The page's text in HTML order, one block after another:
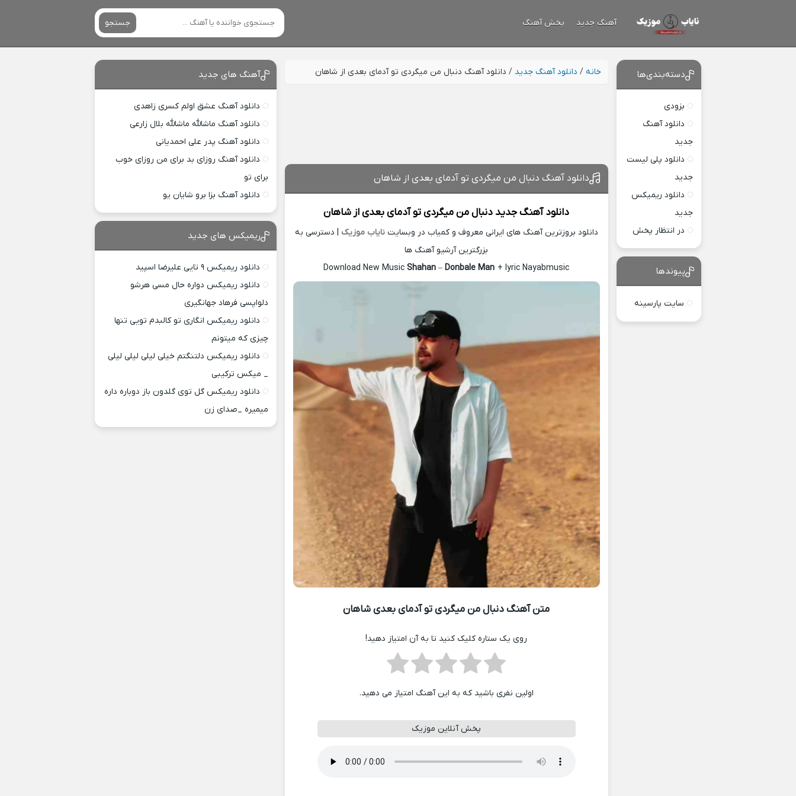
آهنگ جدید پخش آهنگ جستجو
خانه / دانلود آهنگ جدید / دانلود آهنگ دنبال من میگردی تو آدمای بعدی از شاهان
دانلود آهنگ دنبال من میگردی تو آدمای بعدی از شاهان
دانلود آهنگ جدید دنبال من میگردی تو آدمای بعدی ازشاهان
دانلود بروزترین آهنگ های ایرانی معروف و کمیاب در وبسایتنایاب موزیک | دسترسی به
بزرگترین آرشیو آهنگ ها
Download New MusicShahan –Donbale Man + lyric Nayabmusic
متن آهنگ دنبال من میگردی تو آدمای بعدی شاهان
روی یک ستاره کلیک کنید تا به آن امتیاز دهید!
اولین نفری باشید که به این آهنگ امتیاز می دهید.
پخش آنلاین موزیک
دسته‌بندی‌ها
بزودی
دانلود آهنگ
جدید
دانلود پلی لیست
جدید
دانلود ریمیکس
جدید
در انتظار پخش
پیوندها
سایت پارسینه
آهنگ های جدید
دانلود آهنگ عشق اولم کسری زاهدی
دانلود آهنگ ماشالله ماشالله بلال زارعی
دانلود آهنگ پدر علی احمدیانی
دانلود آهنگ روزای بد برای من روزای خوب
برای تو
دانلود آهنگ بزا برو شایان یو
ریمیکس های جدید
دانلود ریمیکس ۹ تایی علیرضا اسپید
دانلود ریمیکس دواره حال مسی هرشو
دلواپسی فرهاد جهانگیری
دانلود ریمیکس انگاری تو کالبدم تویی تنها
چیزی که میتونم
دانلود ریمیکس دلتنگتم خیلی لیلی لیلی لیلی
_ میکس ترکیبی
دانلود ریمیکس گل توی گلدون باز دوباره داره
میمیره _صدای زن